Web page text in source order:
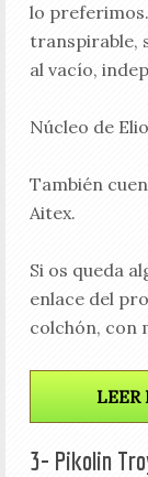
lo
transpirable,
al vacío,
Núcleo de
También
Aitex.
Si os queda
enlace del
colchón, con
LEER
3- Pikolin